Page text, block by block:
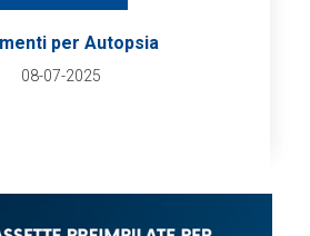
per Autopsia
08-07-2025